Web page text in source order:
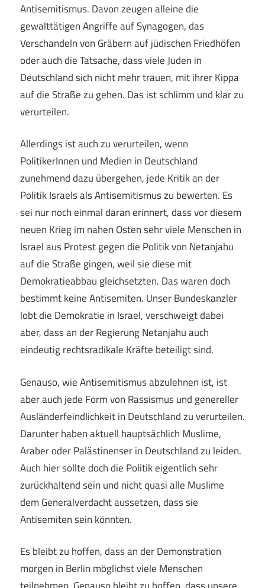
Antisemitismus. Davon zeugen alleine die
gewalttätigen Angriffe auf Synagogen, das
Verschandeln von Gräbern auf jüdischen Friedhöfen
oder auch die Tatsache, dass viele Juden in
Deutschland sich nicht mehr trauen, mit ihrer Kippa
auf die Straße zu gehen. Das ist schlimm und klar zu
verurteilen.
Allerdings ist auch zu verurteilen, wenn
PolitikerInnen und Medien in Deutschland
zunehmend dazu übergehen, jede Kritik an der
Politik Israels als Antisemitismus zu bewerten. Es
sei nur noch einmal daran erinnert, dass vor diesem
neuen Krieg im nahen Osten sehr viele Menschen in
Israel aus Protest gegen die Politik von Netanjahu
auf die Straße gingen, weil sie diese mit
Demokratieabbau gleichsetzten. Das waren doch
bestimmt keine Antisemiten. Unser Bundeskanzler
lobt die Demokratie in Israel, verschweigt dabei
aber, dass an der Regierung Netanjahu auch
eindeutig rechtsradikale Kräfte beteiligt sind.
Genauso, wie Antisemitismus abzulehnen ist, ist
aber auch jede Form von Rassismus und genereller
Ausländerfeindlichkeit in Deutschland zu verurteilen.
Darunter haben aktuell hauptsächlich Muslime,
Araber oder Palästinenser in Deutschland zu leiden.
Auch hier sollte doch die Politik eigentlich sehr
zurückhaltend sein und nicht quasi alle Muslime
dem Generalverdacht aussetzen, dass sie
Antisemiten sein könnten.
Es bleibt zu hoffen, dass an der Demonstration
morgen in Berlin möglichst viele Menschen